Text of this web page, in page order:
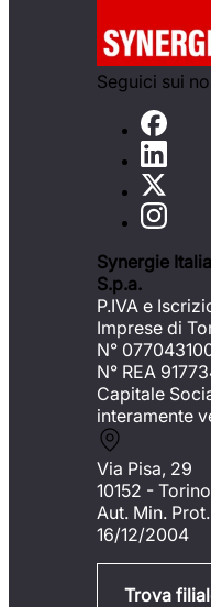
Seguici sui
Synergie
S.p.a.
P.IVA e
Imprese di
N°
N° REA
Capitale
interamente
Via Pisa, 29
10152 -
Aut. Min.
16/12/2004
Trova